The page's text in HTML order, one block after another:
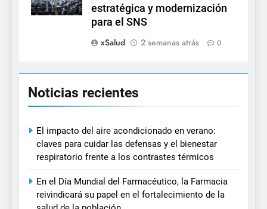
estratégica y modernización
para el SNS
xSalud
2 semanas atrás 0
Noticias recientes
El impacto del aire acondicionado en verano:
claves para cuidar las defensas y el bienestar
respiratorio frente a los contrastes térmicos
En el Día Mundial del Farmacéutico, la Farmacia
reivindicará su papel en el fortalecimiento de la